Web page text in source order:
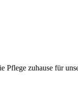
zuhause für